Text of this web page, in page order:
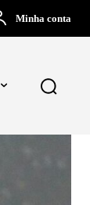
Minha conta